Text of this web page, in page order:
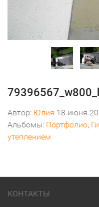
Автор: Юлия 18 июня
Альбомы: Портфолио,
утеплением
КОНТАКТЫ